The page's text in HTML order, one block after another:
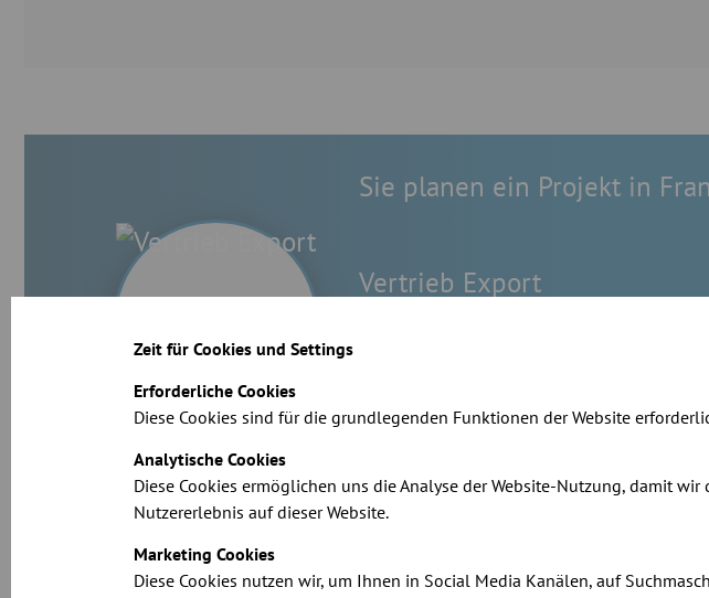
Zeit für Cookies und Settings
Erforderliche Cookies
Diese Cookies sind für die grundlegenden Funktionen der Website
Analytische Cookies
Diese Cookies ermöglichen uns die Analyse der Website-Nutzung, damit
Nutzererlebnis auf dieser Website.
Marketing Cookies
Diese Cookies nutzen wir, um Ihnen in Social Media Kanälen, auf
Sie planen ein Projekt in
Vertrieb Export